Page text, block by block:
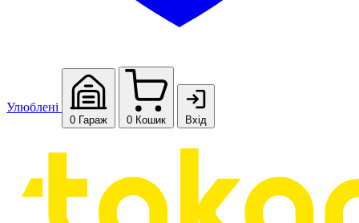
Улюблені
0 Гараж 0 Кошик Вхід